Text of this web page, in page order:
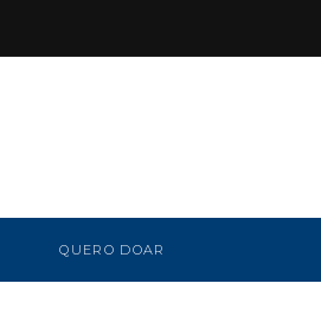
QUERO DOAR